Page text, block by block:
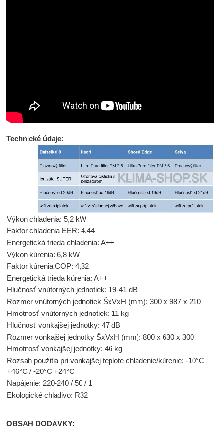
Technické údaje:
Výkon chladenia: 5,2 kW
Faktor chladenia EER: 4,44
Energetická trieda chladenia: A++
Výkon kúrenia: 6,8 kW
Faktor kúrenia COP: 4,32
Energetická trieda kúrenia: A++
Hlučnosť vnútorných jednotiek: 19-41 dB
Rozmer vnútorných jednotiek ŠxVxH (mm): 300 x 987 x 210
Hmotnosť vnútorných jednotiek: 11 kg
Hlučnosť vonkajšej jednotky: 47 dB
Rozmer vonkajšej jednotky ŠxVxH (mm): 800 x 630 x 300
Hmotnosť vonkajšej jednotky: 46 kg
Rozsah použitia pri vonkajšej teplote chladenie/kúrenie: -10°C
+46°C / -20°C +24°C
Napájenie: 220-240 / 50 / 1
Ekologické chladivo: R32
OBSAH DODÁVKY: